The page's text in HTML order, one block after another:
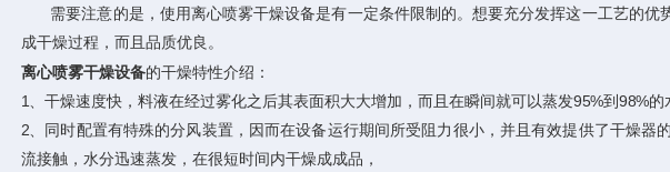
需要注意的是，使用离心喷雾干燥设备是有一定条件限制的。想要充分发挥这一工艺的优
成干燥过程，而且品质优良。
离心喷雾干燥设备的干燥特性介绍：
1、干燥速度快，料液在经过雾化之后其表面积大大增加，而且在瞬间就可以蒸发95%到98%
2、同时配置有特殊的分风装置，因而在设备运行期间所受阻力很小，并且有效提供了干燥
流接触，水分迅速蒸发，在很短时间内干燥成成品，